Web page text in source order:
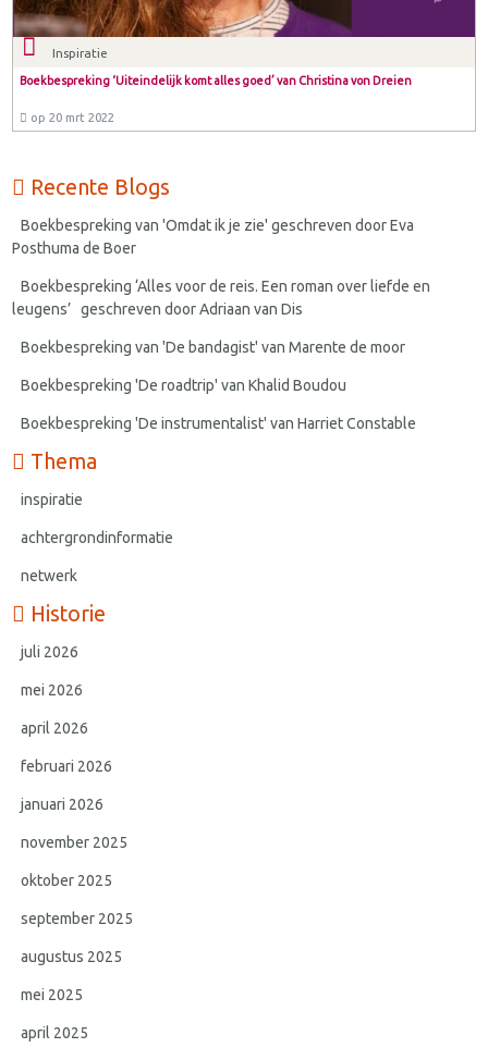
Inspiratie
Boekbespreking ‘Uiteindelijk komt alles goed’ van Christina von Dreien
op 20 mrt 2022
Recente Blogs
Boekbespreking van 'Omdat ik je zie' geschreven door Eva
Posthuma de Boer
Boekbespreking ‘Alles voor de reis. Een roman over liefde en
leugens’ geschreven door Adriaan van Dis
Boekbespreking van 'De bandagist' van Marente de moor
Boekbespreking 'De roadtrip' van Khalid Boudou
Boekbespreking 'De instrumentalist' van Harriet Constable
Thema
inspiratie
achtergrondinformatie
netwerk
Historie
juli 2026
mei 2026
april 2026
februari 2026
januari 2026
november 2025
oktober 2025
september 2025
augustus 2025
mei 2025
april 2025